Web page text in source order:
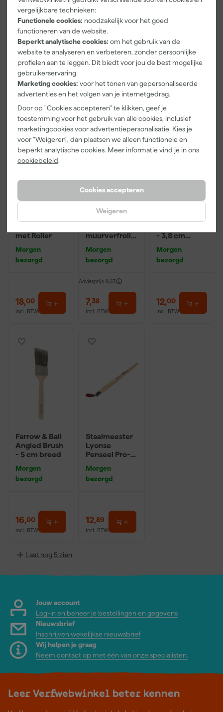
vergelijkbare technieken:
Functionele cookies: noodzakelijk voor het goed
functioneren van de website.
Beperkt analytische cookies: om het gebruik van de
website te analyseren en verbeteren, zonder persoonlijke
profielen aan te leggen. Dit biedt voor jou de best mogelijke
gebruikerservaring.
Marketing cookies: voor het tonen van gepersonaliseerde
advertenties en het volgen van je internetgedrag.
Door op "Cookies accepteren" te klikken, geef je
toestemming voor het gebruik van alle cookies, inclusief
marketingcookies voor advertentiepersonalisatie. Kies je
voor "Weigeren", dan plaatsen we alleen functionele en
beperkt analytische cookies. Meer informatie vind je in ons
cookiebeleid.
Cookies accepteren
Weigeren
F&B
Kleurenwaaie
r
Morgen
bezorgd
22,00
incl. BTW
And Go
Verfemmer -
18cm Roller -
8L + 5
Inzetemmers
en deksel
Morgen
bezorgd
10 ,99
incl. BTW
96x123mm
P220
bezorgd
1,60
incl. BTW
met Roller
Morgen
bezorgd
18,00
incl. BTW
Anza PRO
muurverfrolle
Morgen
bezorgd
Adviesprijs 8,53
7,38
incl. BTW
- 3,8 cm
Morgen
bezorgd
12,00
incl. BTW
Farrow & Ball
Angled Brush
- 5 cm breed
Morgen
bezorgd
16,00
incl. BTW
Staalmeester
Lyonse
Penseel Pro-
16
Morgen
bezorgd
12,89
incl. BTW
Laat nog 5 zien
Jouw account
Log-in en beheer je bestellingen en gegevens
Nieuwsbrief
Inschrijven wekelijkse nieuwsbrief
Wij helpen je graag
Neem contact op met één van onze specialisten.
Leer Verfwebwinkel beter kennen